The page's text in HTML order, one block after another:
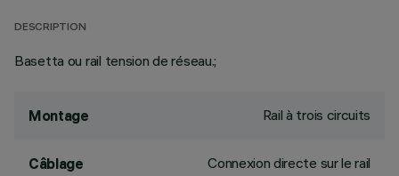
DESCRIPTION
Basetta ou rail tension de réseau.;
Montage Rail à trois circuits
Câblage
Connexion directe sur le rail